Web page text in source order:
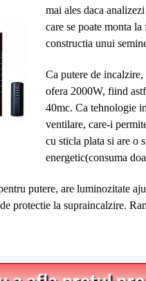
mai ales daca
care se poate monta
constructia unui
Ca putere de
ofera 2000W, fiind
40mc. Ca tehnologie
ventilare, care-i
cu sticla plata si are o
energetic(consuma
putere, are luminozitate
protectie la supraincalzire.